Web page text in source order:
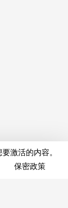
激活的内容。
保密政策